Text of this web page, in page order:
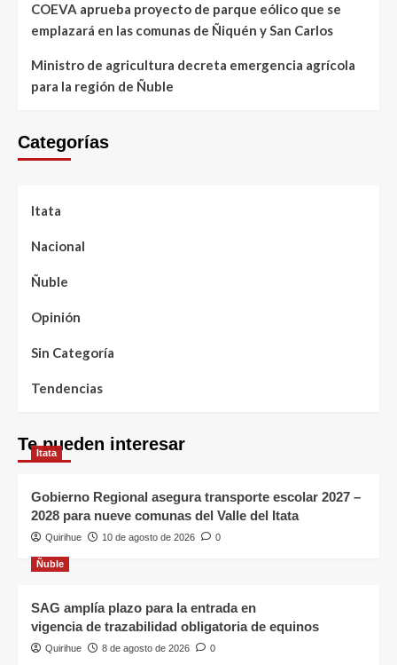
COEVA aprueba proyecto de parque eólico que se
emplazará en las comunas de Ñiquén y San Carlos
Ministro de agricultura decreta emergencia agrícola
para la región de Ñuble
Categorías
Itata
Nacional
Ñuble
Opinión
Sin Categoría
Tendencias
Te pueden interesar
Itata
Gobierno Regional asegura transporte escolar 2027 –
2028 para nueve comunas del Valle del Itata
Quirihue 10 de agosto de 2026 0
Ñuble
SAG amplía plazo para la entrada en
vigencia de trazabilidad obligatoria de equinos
Quirihue 8 de agosto de 2026 0